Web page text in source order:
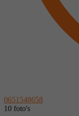
0651548658
10 foto's